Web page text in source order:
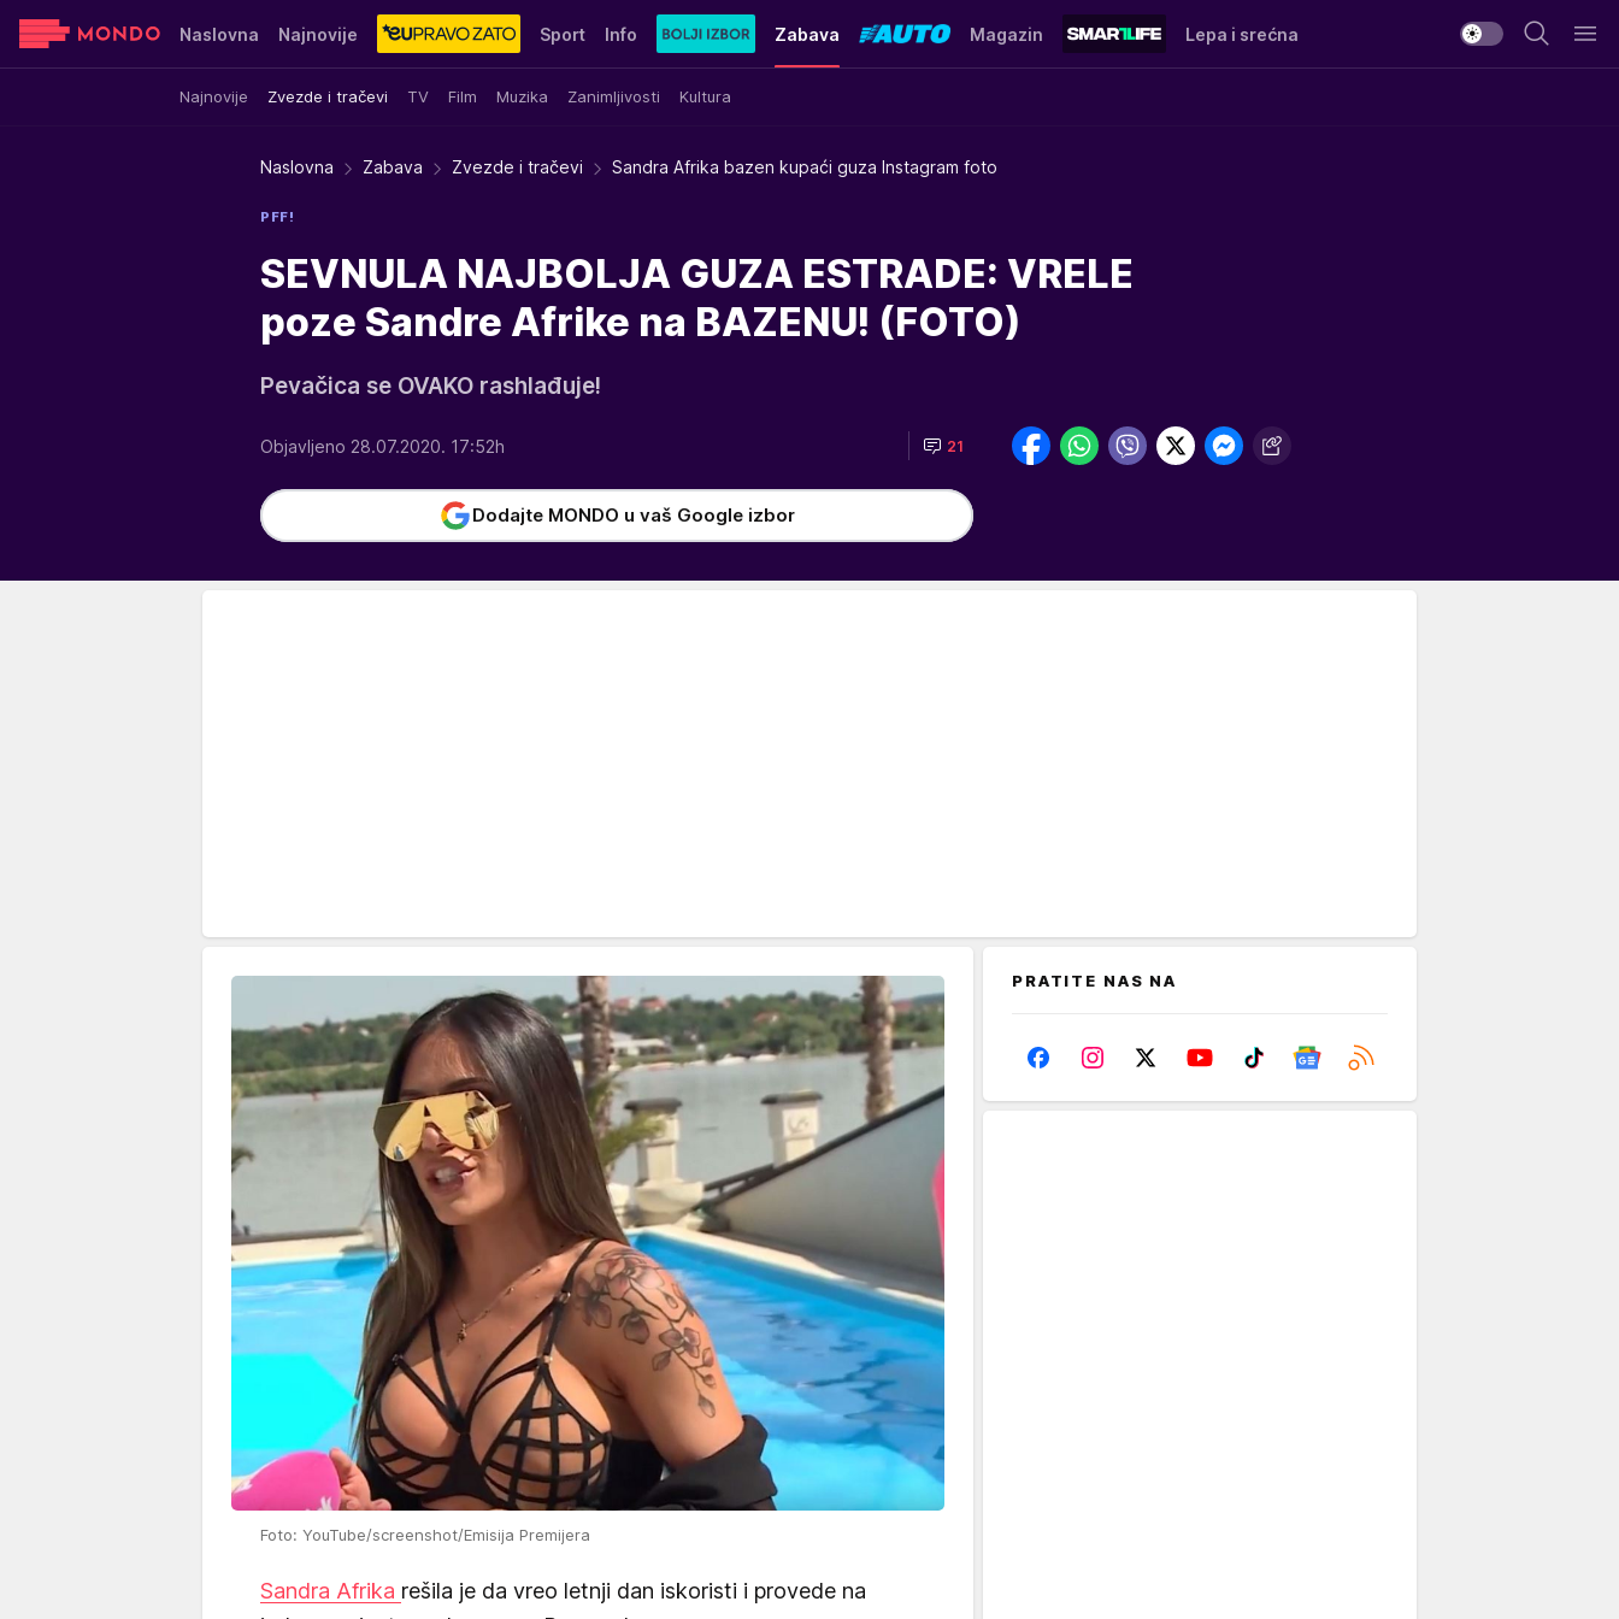
Naslovna Najnovije Sport Info Zabava
Najnovije Zvezde i tračevi TV Film Muzika Zanimljivosti Kultura
Magazin Lepa i srećna
Sensa Stvar ukusa Yumama
Naslovna Zabava Zvezde i tračevi Sandra Afrika bazen kupaći guza Instagram foto
PFF!
SEVNULA NAJBOLJA GUZA ESTRADE: VRELE
poze Sandre Afrike na BAZENU! (FOTO)
Pevačica se OVAKO rashlađuje!
Objavljeno 28.07.2020. 17:52h 21
Dodajte MONDO u vaš Google izbor
Foto: YouTube/screenshot/Emisija Premijera
Sandra Afrika rešila je da vreo letnji dan iskoristi i provede na
PRATITE NAS NA